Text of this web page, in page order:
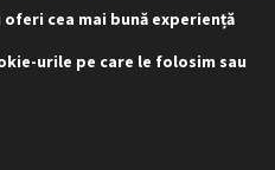
Politica de confidențialitate
PRO LEX.
cea mai bună experiență
urile pe care le folosim sau